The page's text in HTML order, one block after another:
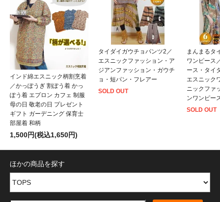
インド綿エスニック柄割烹着
／かっぽうぎ 割ぽう着 かっ
ぽう着 エプロン カフェ 制服
母の日 敬老の日 プレゼント
ギフト ガーデニング 保育士
部屋着 和柄
1,500円(税込1,650円)
タイダイガウチョパンツ2／
エスニックファッション・ア
ジアンファッション・ガウチ
ョ・短パン・フレアー
SOLD OUT
まんまるタ
ワンピース
ース・タイ
エスニック
ニックファ
ンワンピー
SOLD OUT
ほかの商品を探す